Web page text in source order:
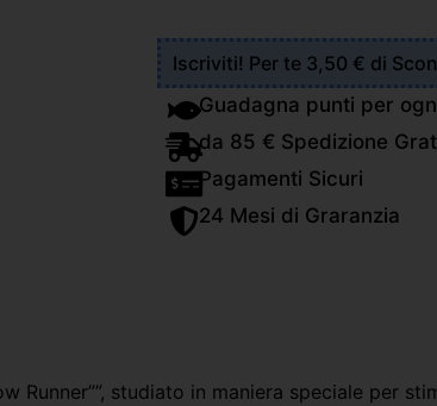
Iscriviti! Per te 3,50 € di
Guadagna punti per
da 85 € Spedizione
Pagamenti Sicuri
24 Mesi di Graranzia
studiato in maniera speciale per